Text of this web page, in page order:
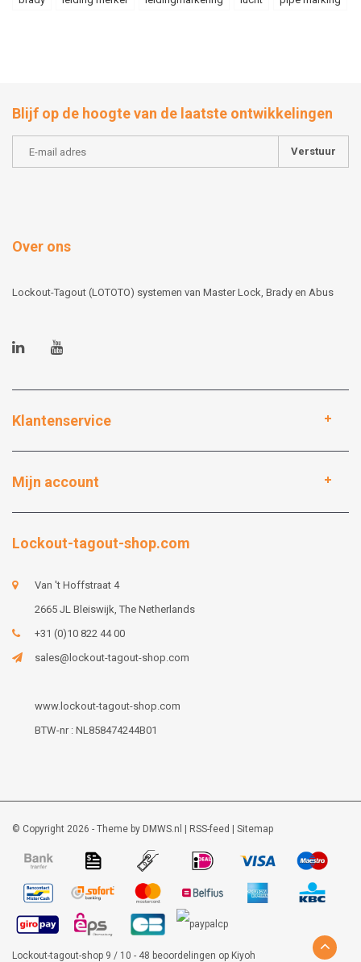
Blijf op de hoogte van de laatste ontwikkelingen
Verstuur
Over ons
Lockout-Tagout (LOTOTO) systemen van Master Lock, Brady en Abus
Klantenservice
Mijn account
Lockout-tagout-shop.com
Van 't Hoffstraat 4
2665 JL Bleiswijk, The Netherlands
+31 (0)10 822 44 00
sales@lockout-tagout-shop.com
www.lockout-tagout-shop.com
BTW-nr : NL858474244B01
© Copyright 2026 - Theme by DMWS.nl RSS-feed Sitemap
Lockout-tagout-shop 9 / 10 - 48 beoordelingen op Kiyoh